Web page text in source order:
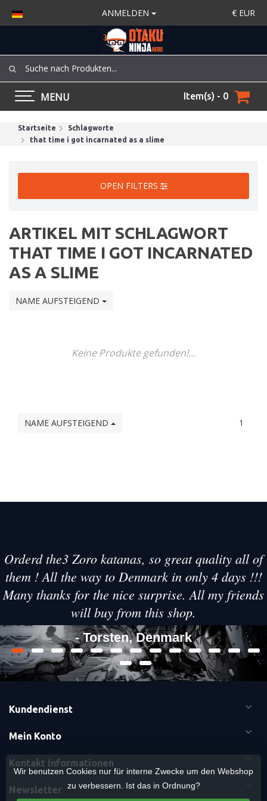
ANMELDEN € EUR
MENU Item(s) - 0
Startseite
Schlagworte
that time i got incarnated as a slime
OPEN FILTERS
ARTIKEL MIT SCHLAGWORT
THAT TIME I GOT INCARNATED
AS A SLIME
NAME AUFSTEIGEND
Keine Produkte gefunden!...
NAME AUFSTEIGEND 1
Orderd the3 Zoro katanas, so great quality all of
them ! All the way to Denmark in only 4 days !!!
Many thanks for the nice surprise. All my friends
will buy from this shop.
- Torsten, Denmark
Kundendienst
Mein Konto
Kontakt Informationen
Newsletter
Wir benutzen Cookies nur für interne Zwecke um den Webshop
zu verbessern. Ist das in Ordnung?